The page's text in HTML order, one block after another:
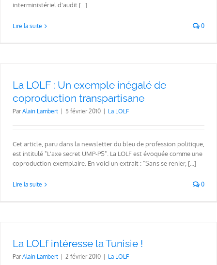
interministériel d'audit [...]
Lire la suite 0
La LOLF : Un exemple inégalé de
coproduction transpartisane
ParAlain Lambert 5 février 2010 La LOLF
Cet article, paru dans la newsletter du bleu de profession politique,
est intitulé "L'axe secret UMP-PS". La LOLF est évoquée comme une
coproduction exemplaire. En voici un extrait : "Sans se renier, [...]
Lire la suite 0
La LOLf intéresse la Tunisie !
ParAlain Lambert 2 février 2010 La LOLF